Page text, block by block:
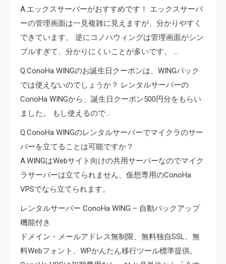
A.エックスサーバーがおすすめです！ エックスサーバ
ーの管理画面は一見複雑に見えますが、分かりやすく
できています。 逆にコノハウィングは管理画面がシン
プルすぎて、分かりにくいことが多いです。 …
Q.ConoHa WINGのお誕生日クーポンは、WINGパック
では使えないのでしょうか？ レンタルサーバーの
ConoHa WINGから、誕生日クーポン500円分をもらい
ました。 もし使えるので…
Q.ConoHa WINGのレンタルサーバーでマイクラのサー
バーを立てることは可能ですか？
A.WINGはWebサイト向けの共用サーバーなのでマイク
ラサーバーは立てられません、仮想専用のConoHa
VPSでなら立てられます。
レンタルサーバー ConoHa WING – 自動バックアップ
機能付き
ドメイン・メールアドレス無制限、無料独自SSL、無
料Webフォント、WPかんたん移行ツール標準提供。